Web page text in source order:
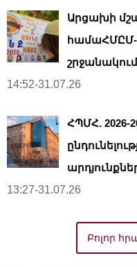
Արցախի
համաՀՄԸՄ-
շրջանակում
14:52-31.07.26
ՀՊՄՀ. 2026-
13:27-31.07.26
Բոլոր